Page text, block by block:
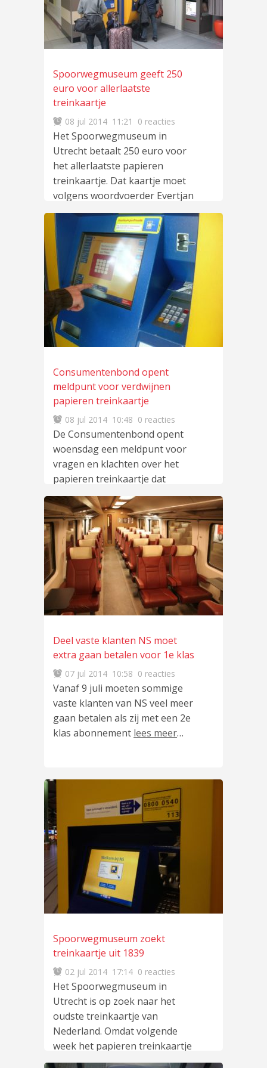
Spoorwegmuseum geeft 250
euro voor allerlaatste
treinkaartje
08 jul 2014 11:21 0 reacties
Het Spoorwegmuseum in
Utrecht betaalt 250 euro voor
het allerlaatste papieren
treinkaartje. Dat kaartje moet
volgens woordvoerder Evertjan
de Rooylees meer…
Consumentenbond opent
meldpunt voor verdwijnen
papieren treinkaartje
08 jul 2014 10:48 0 reacties
De Consumentenbond opent
woensdag een meldpunt voor
vragen en klachten over het
papieren treinkaartje dat
verdwijnt. Vanaf woensdag
moeten treinreizigerslees
meer…
Deel vaste klanten NS moet
extra gaan betalen voor 1e klas
07 jul 2014 10:58 0 reacties
Vanaf 9 juli moeten sommige
vaste klanten van NS veel meer
gaan betalen als zij met een 2e
klas abonnement lees meer…
Spoorwegmuseum zoekt
treinkaartje uit 1839
02 jul 2014 17:14 0 reacties
Het Spoorwegmuseum in
Utrecht is op zoek naar het
oudste treinkaartje van
Nederland. Omdat volgende
week het papieren treinkaartje
verdwijnt,lees meer…